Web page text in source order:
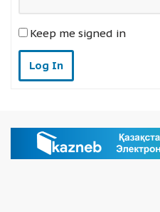
Keep me signed in
Log In